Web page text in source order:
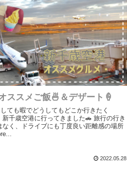
ススメご飯🍜＆デザート🍦
ても暇でどうしてもどこか行きたく
千歳空港に行ってきました🚗 旅行の行き
なく、ドライブにも丁度良い距離感の場所
2022.05.28